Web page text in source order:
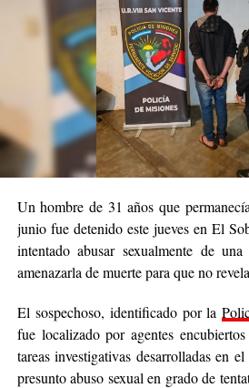
quien quedó alojado en la
investigadores intentan establecer su
En tanto, el principal sospechoso no
1.900 denunciados como
recuperados.La Policía continúa con
para dar con el acusadoy esclarecer
Un hombre de 31 años que
junio fue detenido este jueves en El
intentado abusar sexualmente de
amenazarla de muerte para que no
El sospechoso, identificado por la
fue localizado por agentes
tareas investigativas desarrolladas en
presunto abuso sexual en grado de